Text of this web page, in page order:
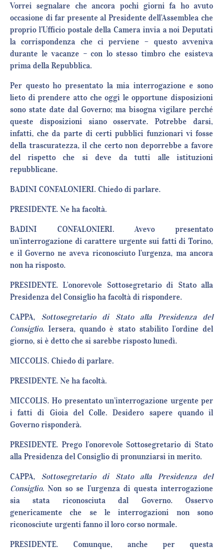
Vorrei segnalare che ancora pochi giorni fa ho avuto
occasione di far presente al Presidente dell’Assemblea che
proprio l’Ufficio postale della Camera invia a noi Deputati
la corrispondenza che ci perviene – questo avveniva
durante le vacanze – con lo stesso timbro che esisteva
prima della Repubblica.
Per questo ho presentato la mia interrogazione e sono
lieto di prendere atto che oggi le opportune disposizioni
sono state date dal Governo; ma bisogna vigilare perché
queste disposizioni siano osservate. Potrebbe darsi,
infatti, che da parte di certi pubblici funzionari vi fosse
della trascuratezza, il che certo non deporrebbe a favore
del rispetto che si deve da tutti alle istituzioni
repubblicane.
BADINI CONFALONIERI. Chiedo di parlare.
PRESIDENTE. Ne ha facoltà.
BADINI CONFALONIERI. Avevo presentato
un’interrogazione di carattere urgente sui fatti di Torino,
e il Governo ne aveva riconosciuto l’urgenza, ma ancora
non ha risposto.
PRESIDENTE. L’onorevole Sottosegretario di Stato alla
Presidenza del Consiglio ha facoltà di rispondere.
CAPPA, Sottosegretario di Stato alla Presidenza del
Consiglio. Iersera, quando è stato stabilito l’ordine del
giorno, si è detto che si sarebbe risposto lunedì.
MICCOLIS. Chiedo di parlare.
PRESIDENTE. Ne ha facoltà.
MICCOLIS. Ho presentato un’interrogazione urgente per
i fatti di Gioia del Colle. Desidero sapere quando il
Governo risponderà.
PRESIDENTE. Prego l’onorevole Sottosegretario di Stato
alla Presidenza del Consiglio di pronunziarsi in merito.
CAPPA, Sottosegretario di Stato alla Presidenza del
Consiglio. Non so se l’urgenza di questa interrogazione
sia stata riconosciuta dal Governo. Osservo
genericamente che se le interrogazioni non sono
riconosciute urgenti fanno il loro corso normale.
PRESIDENTE. Comunque, anche per questa